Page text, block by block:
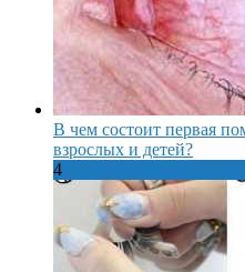
В чем состоит первая
взрослых и детей?
4